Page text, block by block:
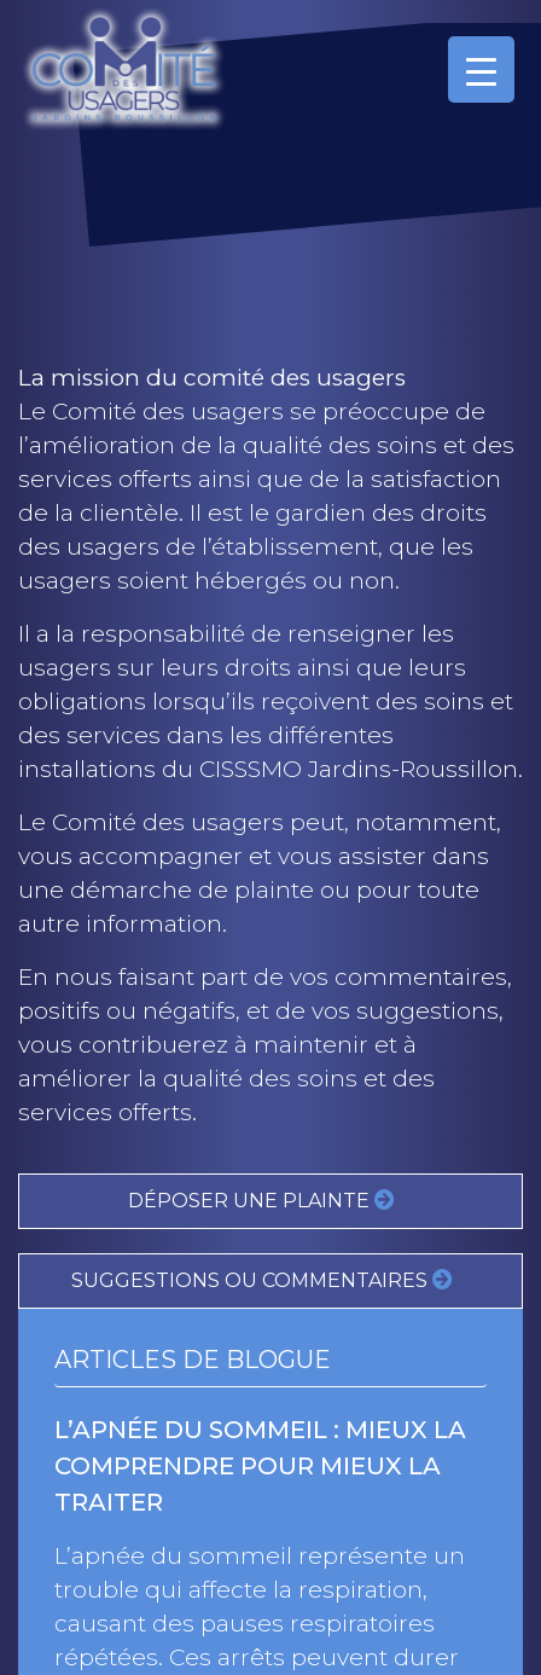
La mission du comité des usagers
Le Comité des usagers se préoccupe de
l’amélioration de la qualité des soins et des
services offerts ainsi que de la satisfaction
de la clientèle. Il est le gardien des droits
des usagers de l’établissement, que les
usagers soient hébergés ou non.
Il a la responsabilité de renseigner les
usagers sur leurs droits ainsi que leurs
obligations lorsqu’ils reçoivent des soins et
des services dans les différentes
installations du CISSSMO Jardins-Roussillon.
Le Comité des usagers peut, notamment,
vous accompagner et vous assister dans
une démarche de plainte ou pour toute
autre information.
En nous faisant part de vos commentaires,
positifs ou négatifs, et de vos suggestions,
vous contribuerez à maintenir et à
améliorer la qualité des soins et des
services offerts.
DÉPOSER UNE PLAINTE
SUGGESTIONS OU COMMENTAIRES
ARTICLES DE BLOGUE
L’APNÉE DU SOMMEIL : MIEUX LA
COMPRENDRE POUR MIEUX LA
TRAITER
L’apnée du sommeil représente un
trouble qui affecte la respiration,
causant des pauses respiratoires
répétées. Ces arrêts peuvent durer